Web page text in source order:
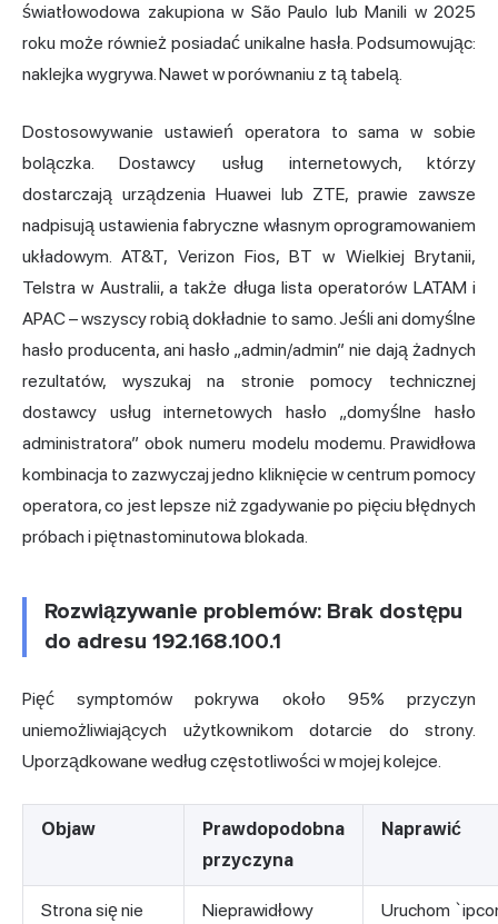
światłowodowa zakupiona w São Paulo lub Manili w 2025
roku może również posiadać unikalne hasła. Podsumowując:
naklejka wygrywa. Nawet w porównaniu z tą tabelą.
Dostosowywanie ustawień operatora to sama w sobie
bolączka. Dostawcy usług internetowych, którzy
dostarczają urządzenia Huawei lub ZTE, prawie zawsze
nadpisują ustawienia fabryczne własnym oprogramowaniem
układowym. AT&T, Verizon Fios, BT w Wielkiej Brytanii,
Telstra w Australii, a także długa lista operatorów LATAM i
APAC – wszyscy robią dokładnie to samo. Jeśli ani domyślne
hasło producenta, ani hasło „admin/admin” nie dają żadnych
rezultatów, wyszukaj na stronie pomocy technicznej
dostawcy usług internetowych hasło „domyślne hasło
administratora” obok numeru modelu modemu. Prawidłowa
kombinacja to zazwyczaj jedno kliknięcie w centrum pomocy
operatora, co jest lepsze niż zgadywanie po pięciu błędnych
próbach i piętnastominutowa blokada.
Rozwiązywanie problemów: Brak dostępu
do adresu 192.168.100.1
Pięć symptomów pokrywa około 95% przyczyn
uniemożliwiających użytkownikom dotarcie do strony.
Uporządkowane według częstotliwości w mojej kolejce.
Objaw
Prawdopodobna
przyczyna
Naprawić
Strona się nie Nieprawidłowy Uruchom